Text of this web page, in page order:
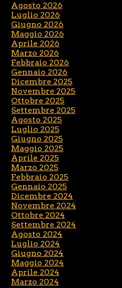
Agosto 2026
Luglio 2026
Giugno 2026
Maggio 2026
Aprile 2026
Marzo 2026
Febbraio 2026
Gennaio 2026
Dicembre 2025
Novembre 2025
Ottobre 2025
Settembre 2025
Agosto 2025
Luglio 2025
Giugno 2025
Maggio 2025
Aprile 2025
Marzo 2025
Febbraio 2025
Gennaio 2025
Dicembre 2024
Novembre 2024
Ottobre 2024
Settembre 2024
Agosto 2024
Luglio 2024
Giugno 2024
Maggio 2024
Aprile 2024
Marzo 2024